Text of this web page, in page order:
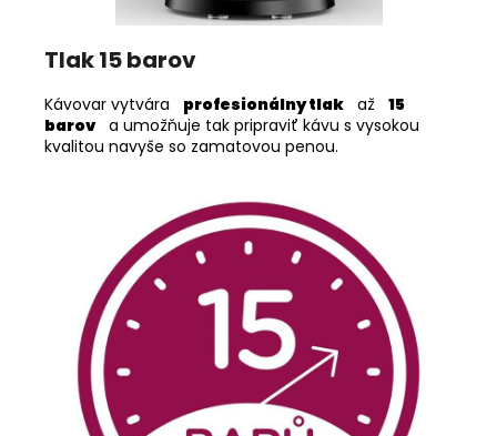
Tlak 15 barov
Kávovar vytvára profesionálny tlak až
15
barov a umožňuje tak pripraviť kávu s vysokou
kvalitou navyše so zamatovou penou.